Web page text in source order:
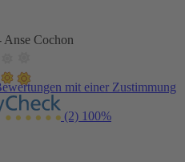
Anse Cochon
mit einer Zustimmung
(2) 100%